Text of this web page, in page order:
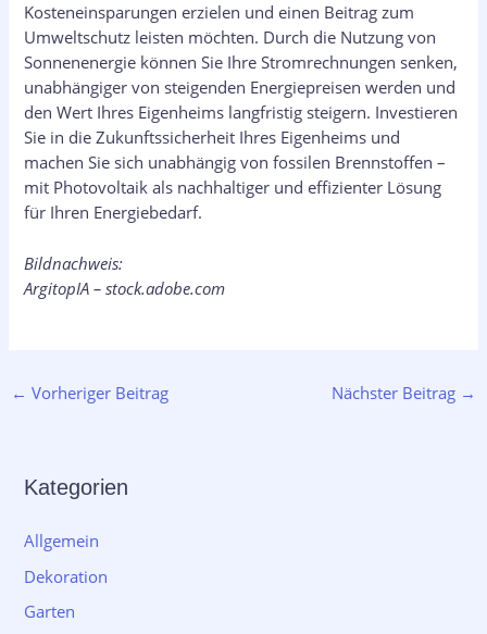
Kosteneinsparungen erzielen und einen Beitrag zum
Umweltschutz leisten möchten. Durch die Nutzung von
Sonnenenergie können Sie Ihre Stromrechnungen senken,
unabhängiger von steigenden Energiepreisen werden und
den Wert Ihres Eigenheims langfristig steigern. Investieren
Sie in die Zukunftssicherheit Ihres Eigenheims und
machen Sie sich unabhängig von fossilen Brennstoffen –
mit Photovoltaik als nachhaltiger und effizienter Lösung
für Ihren Energiebedarf.
Bildnachweis:
ArgitopIA – stock.adobe.com
← Vorheriger Beitrag Nächster Beitrag →
Kategorien
Allgemein
Dekoration
Garten